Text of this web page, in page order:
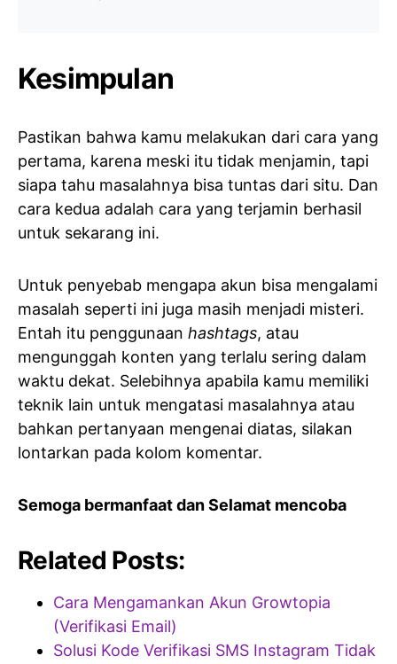
Kesimpulan
Pastikan bahwa kamu melakukan dari cara yang
pertama, karena meski itu tidak menjamin, tapi
siapa tahu masalahnya bisa tuntas dari situ. Dan
cara kedua adalah cara yang terjamin berhasil
untuk sekarang ini.
Untuk penyebab mengapa akun bisa mengalami
masalah seperti ini juga masih menjadi misteri.
Entah itu penggunaan hashtags, atau
mengunggah konten yang terlalu sering dalam
waktu dekat. Selebihnya apabila kamu memiliki
teknik lain untuk mengatasi masalahnya atau
bahkan pertanyaan mengenai diatas, silakan
lontarkan pada kolom komentar.
Semoga bermanfaat dan Selamat mencoba
Related Posts:
Cara Mengamankan Akun Growtopia
(Verifikasi Email)
Solusi Kode Verifikasi SMS Instagram Tidak